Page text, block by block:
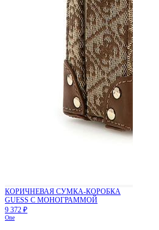
КОРИЧНЕВАЯ СУМКА-КОРОБКА
GUESS С МОНОГРАММОЙ
9 372 ₽
One